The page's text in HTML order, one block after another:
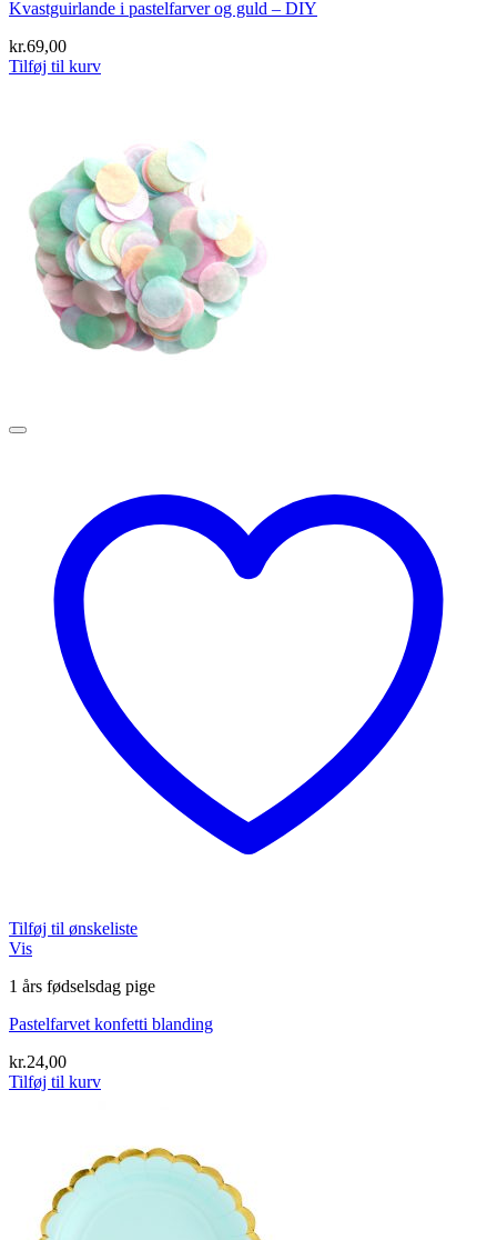
Kvastguirlande i pastelfarver og guld – DIY
kr.69,00
Tilføj til kurv
Tilføj til ønskeliste
Vis
1 års fødselsdag pige
Pastelfarvet konfetti blanding
kr.24,00
Tilføj til kurv